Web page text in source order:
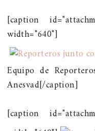
[caption
width="640"]
Equipo de
Anesvad[/caption]
[caption